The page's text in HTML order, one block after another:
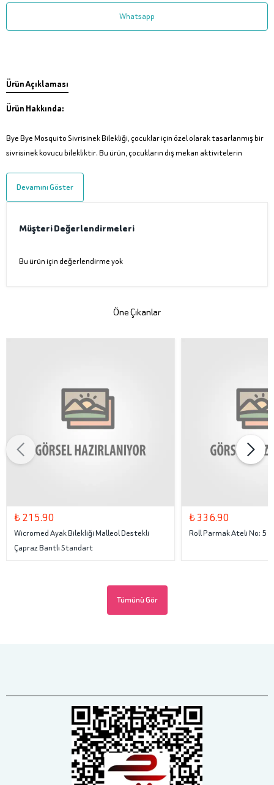
Whatsapp
Ürün Açıklaması
Ürün Hakkında:
Bye Bye Mosquito Sivrisinek Bilekliği, çocuklar için özel olarak tasarlanmış bir
sivrisinek kovucu bilekliktir. Bu ürün, çocukların dış mekan aktivitelerin
Devamını Göster
Müşteri Değerlendirmeleri
Bu ürün için değerlendirme yok
Öne Çıkanlar
₺ 215.90
Wicromed Ayak Bilekliği Malleol Destekli
Çapraz Bantlı Standart
₺ 336.90
Roll Parmak Ateli No: 5
Tümünü Gör